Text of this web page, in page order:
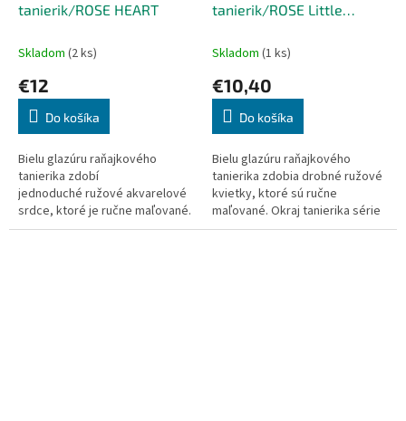
tanierik/ROSE HEART
Skladom (2 ks)
€12
Do košíka
Bielu glazúru raňajkového
tanierika zdobí
jednoduché ružové akvarelové
srdce, ktoré je ručne maľované.
Okraj tanierika série ROSE je
tanierik/ROSE Little
Skladom (1 ks)
€10,40
Do košíka
Bielu glazúru raňajkového
tanierika zdobia drobné ružové
kvietky, ktoré sú ručne
maľované. Okraj tanierika série
ROSE je nepravidelný, čo z neho